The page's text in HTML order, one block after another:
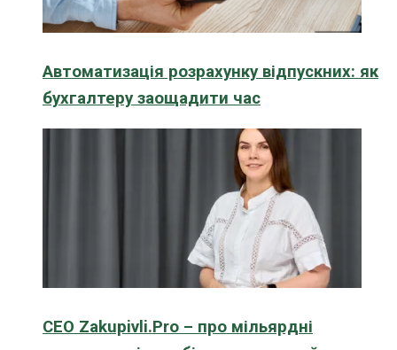
Автоматизація розрахунку відпускних: як
бухгалтеру заощадити час
CEO Zakupivli.Pro – про мільярдні